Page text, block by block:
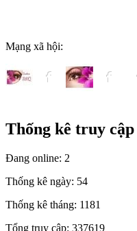
Mạng xã hội:
Thống kê truy cập
Đang online: 2
Thống kê ngày: 54
Thống kê tháng: 1181
Tổng truy cập: 337619